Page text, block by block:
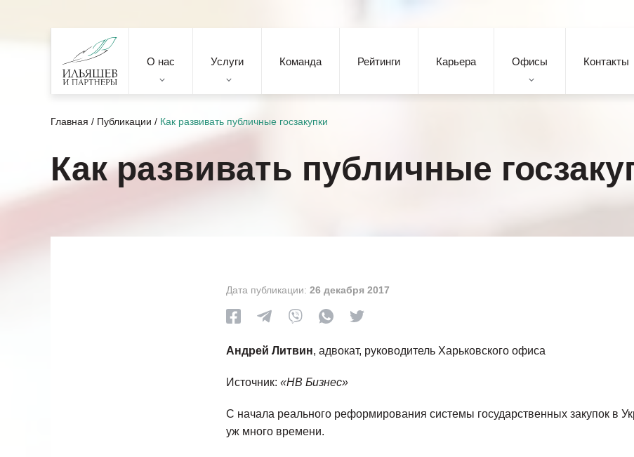
О нас Услуги Команда Рейтинги Карьера Офисы Контакты
Главная / Публикации / Как развивать публичные госзакупки
Как развивать публичные
Дата публикации: 26 декабря 2017
Андрей Литвин, адвокат, руководитель Харьковского офиса
Источник: «НВ Бизнес»
С начала реального реформирования системы государственных закупок в
уж много времени.